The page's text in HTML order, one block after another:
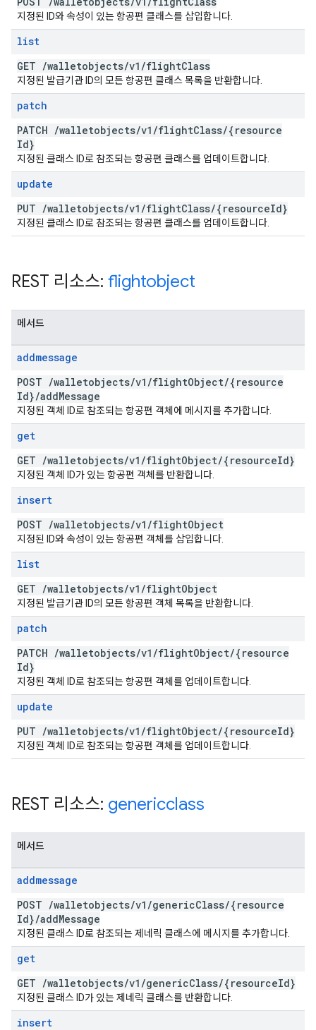
지정된 ID와 속성이 있는 항공편 클래스를 삽입합니다.
list
GET /walletobjects/v1 /flightClass
지정된 발급기관 ID의 모든 항공편 클래스 목록을 반환합니다.
patch
PATCH /walletobjects/v1 /flightClass/{resource
Id}
지정된 클래스 ID로 참조되는 항공편 클래스를 업데이트합니다.
update
PUT /walletobjects/v1 /flightClass/{resourceId}
지정된 클래스 ID로 참조되는 항공편 클래스를 업데이트합니다.
REST 리소스: flightobject
메서드
addmessage
POST /walletobjects/v1 /flightObject/{resource
Id}/addMessage
지정된 객체 ID로 참조되는 항공편 객체에 메시지를 추가합니다.
get
GET /walletobjects/v1 /flightObject/{resourceId}
지정된 객체 ID가 있는 항공편 객체를 반환합니다.
insert
POST /walletobjects/v1 /flightObject
지정된 ID와 속성이 있는 항공편 객체를 삽입합니다.
list
GET /walletobjects/v1 /flightObject
지정된 발급기관 ID의 모든 항공편 객체 목록을 반환합니다.
patch
PATCH /walletobjects/v1 /flightObject/{resource
Id}
지정된 객체 ID로 참조되는 항공편 객체를 업데이트합니다.
update
PUT /walletobjects/v1 /flightObject/{resourceId}
지정된 객체 ID로 참조되는 항공편 객체를 업데이트합니다.
REST 리소스: genericclass
메서드
addmessage
POST /walletobjects/v1 /genericClass/{resource
Id}/addMessage
지정된 클래스 ID로 참조되는 제네릭 클래스에 메시지를 추가합니다.
get
GET /walletobjects/v1 /genericClass/{resourceId}
지정된 클래스 ID가 있는 제네릭 클래스를 반환합니다.
insert